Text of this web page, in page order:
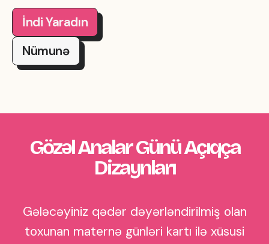
İndi Yaradın
Nümunə
Gözəl Analar Günü Açıqça
Dizaynları
Gələcəyiniz qədər dəyərləndirilmiş olan
toxunan maternə günləri kartı ilə xüsusi